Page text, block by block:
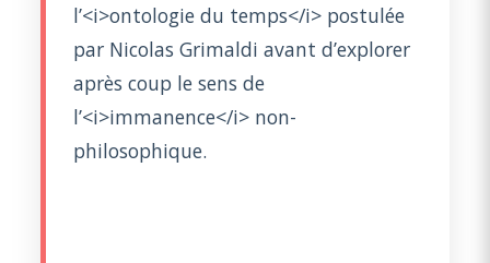
l’<i>ontologie du temps</i> postulée
par Nicolas Grimaldi avant d’explorer
après coup le sens de
l’<i>immanence</i> non-
philosophique.